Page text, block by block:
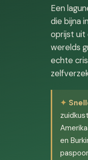
Een
die bijna
oprijst uit
werelds
echte
en